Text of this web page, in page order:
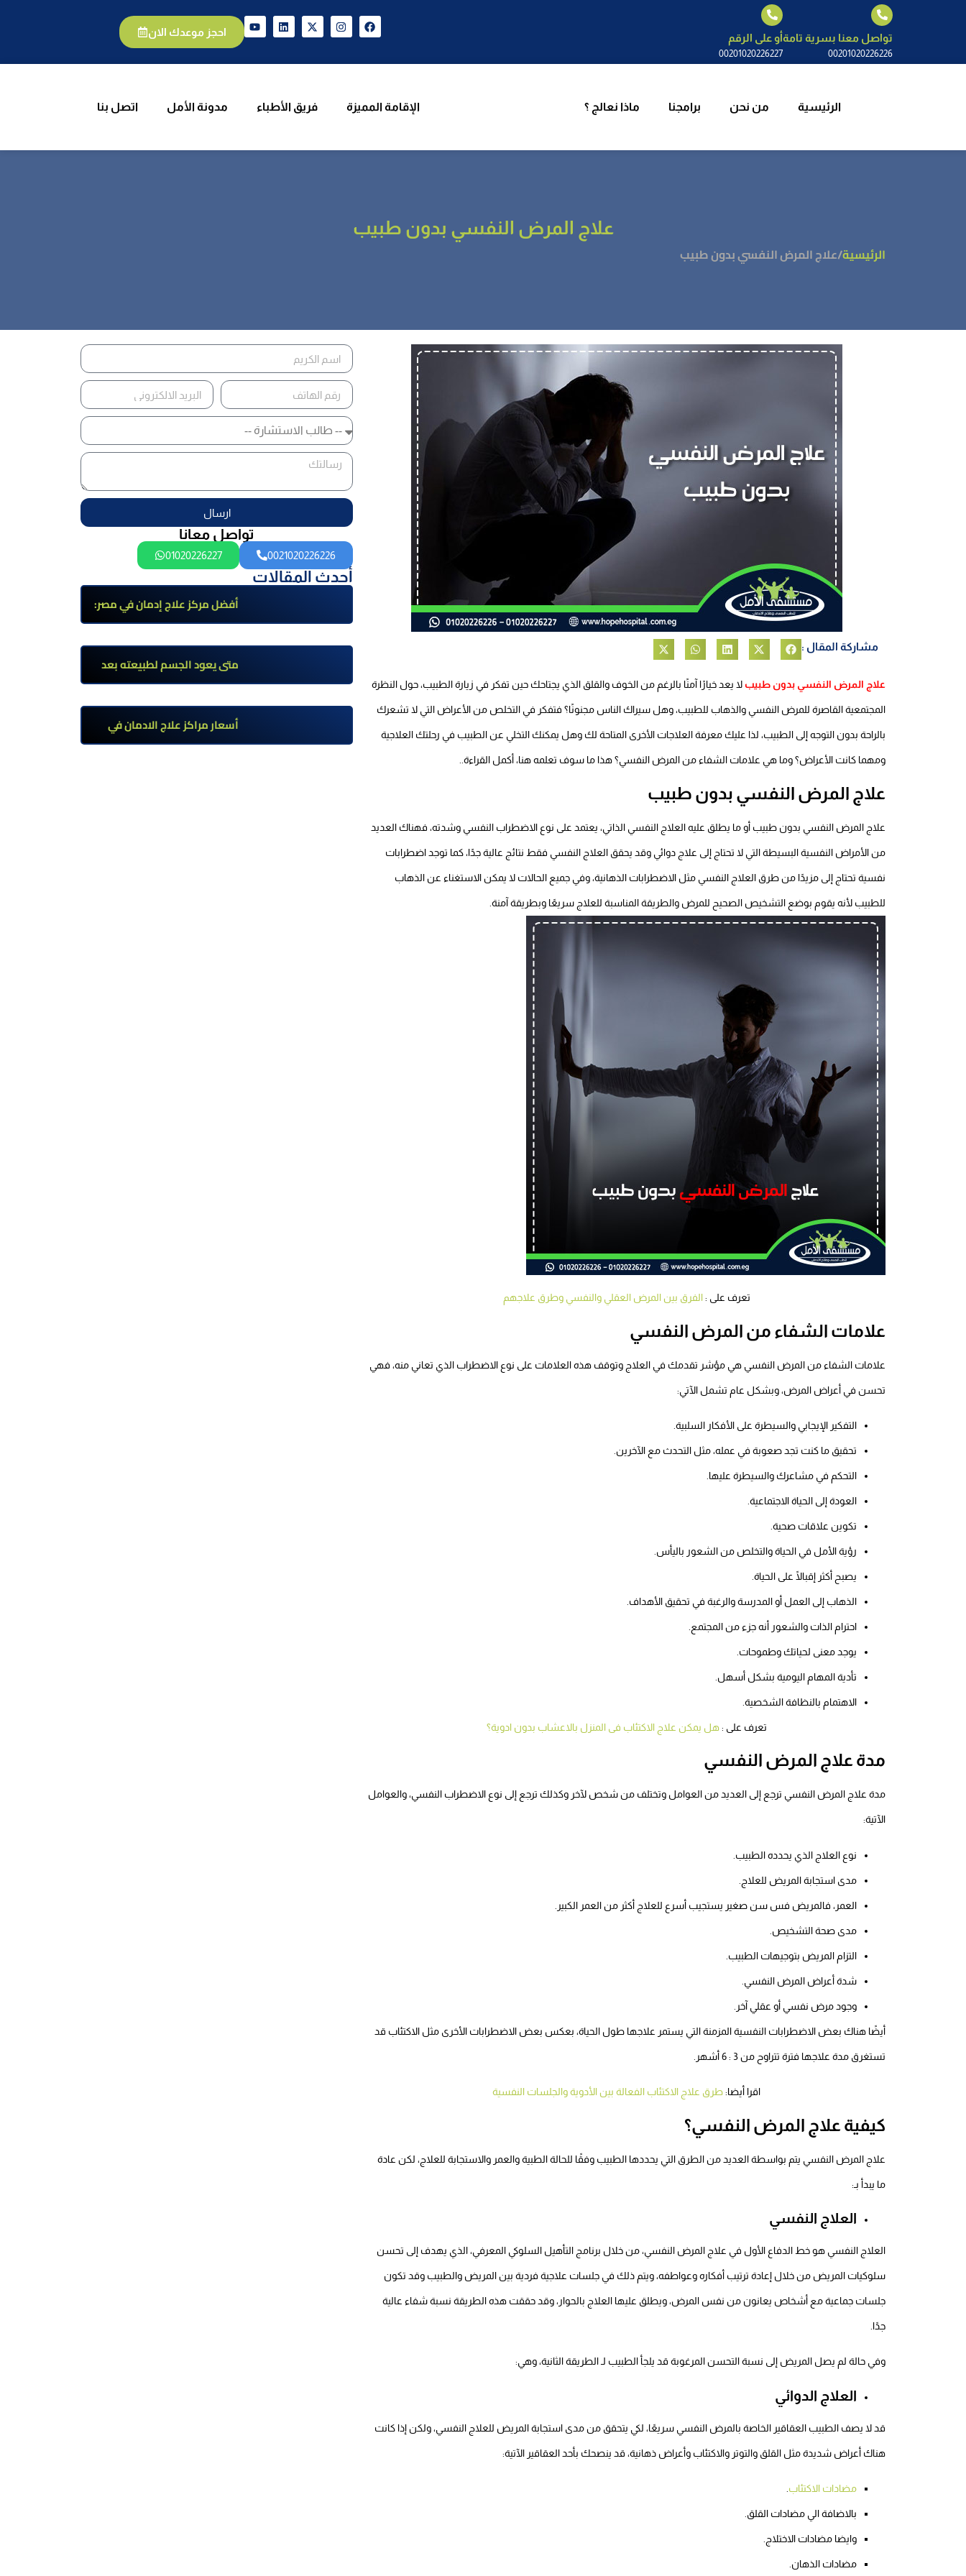
تواصل معنا بسرية تامة
00201020226226
أو على الرقم
00201020226227
احجز موعدك الان
الرئيسية من نحن برامجنا ماذا نعالج ؟ الإقامة المميزة فريق الأطباء مدونة الأمل اتصل بنا
فريق الأطباء مدونة الأمل اتصل بنا
علاج المرض النفسي بدون طبيب
الرئيسية/علاج المرض النفسي بدون طبيب
مشاركة المقال :
علاج المرض النفسي بدون طبيب لا يعد خيارًا آمنًا بالرغم من الخوف والقلق الذي يجتاحك حين تفكر في زيارة الطبيب، حول النظرة
المجتمعية القاصرة للمرض النفسي والذهاب للطبيب، وهل سيراك الناس مجنونًا؟ فتفكر في التخلص من الأعراض التي لا تشعرك
بالراحة بدون التوجه إلى الطبيب، لذا عليك معرفة العلاجات الأخرى المتاحة لك وهل يمكنك التخلي عن الطبيب في رحلتك العلاجية
ومهما كانت الأعراض؟ وما هي علامات الشفاء من المرض النفسي؟ هذا ما سوف تعلمه هنا، أكمل القراءة..
علاج المرض النفسي بدون طبيب
علاج المرض النفسي بدون طبيب أو ما يطلق عليه العلاج النفسي الذاتي، يعتمد على نوع الاضطراب النفسي وشدته، فهناك العديد
من الأمراض النفسية البسيطة التي لا تحتاج إلى علاج دوائي وقد يحقق العلاج النفسي فقط نتائج عالية جدًا، كما توجد اضطرابات
نفسية تحتاج إلى مزيدًا من طرق العلاج النفسي مثل الاضطرابات الذهانية، وفي جميع الحالات لا يمكن الاستغناء عن الذهاب
للطبيب لأنه يقوم بوضع التشخيص الصحيح للمرض والطريقة المناسبة للعلاج سريعًا وبطريقة آمنة.
تعرف على :الفرق بين المرض العقلي والنفسي وطرق علاجهم
علامات الشفاء من المرض النفسي
علامات الشفاء من المرض النفسي هي مؤشر تقدمك في العلاج وتوقف هذه العلامات على نوع الاضطراب الذي تعاني منه، فهي
تحسن في أعراض المرض، وبشكل عام تشمل الآتي:
التفكير الإيجابي والسيطرة على الأفكار السلبية.
تحقيق ما كنت تجد صعوبة في عمله، مثل التحدث مع الآخرين.
التحكم في مشاعرك والسيطرة عليها.
العودة إلى الحياة الاجتماعية.
تكوين علاقات صحية.
رؤية الأمل في الحياة والتخلص من الشعور باليأس.
يصبح أكثر إقبالًا على الحياة.
الذهاب إلى العمل أو المدرسة والرغبة في تحقيق الأهداف.
احترام الذات والشعور أنه جزء من المجتمع.
يوجد معنى لحياتك وطموحات.
تأدية المهام اليومية بشكل أسهل.
الاهتمام بالنظافة الشخصية.
تعرف على :هل يمكن علاج الاكتئاب فى المنزل بالاعشاب بدون ادوية؟
مدة علاج المرض النفسي
مدة علاج المرض النفسي ترجع إلى العديد من العوامل وتختلف من شخص لآخر وكذلك ترجع إلى نوع الاضطراب النفسي، والعوامل
الآتية:
نوع العلاج الذي يحدده الطبيب.
مدى استجابة المريض للعلاج.
العمر، فالمريض فس سن صغير يستجيب أسرع للعلاج أكثر من العمر الكبير.
مدى صحة التشخيص.
التزام المريض بتوجيهات الطبيب.
شدة أعراض المرض النفسي.
وجود مرض نفسي أو عقلي آخر.
أيضًا هناك بعض الاضطرابات النفسية المزمنة التي يستمر علاجها طول الحياة، بعكس بعض الاضطرابات الأخرى مثل الاكتئاب قد
تستغرق مدة علاجها فترة تتراوح من 3 : 6 أشهر.
اقرا أيضا:طرق علاج الاكتئاب الفعالة بين الأدوية والجلسات النفسية
كيفية علاج المرض النفسي؟
علاج المرض النفسي يتم بواسطة العديد من الطرق التي يحددها الطبيب وفقًا للحالة الطبية والعمر والاستجابة للعلاج، لكن عادة
ما يبدأ بـ:
العلاج النفسي
العلاج النفسي هو خط الدفاع الأول في علاج المرض النفسي، من خلال برنامج التأهيل السلوكي المعرفي، الذي يهدف إلى تحسن
سلوكيات المريض من خلال إعادة ترتيب أفكاره وعواطفه، ويتم ذلك في جلسات علاجية فردية بين المريض والطبيب وقد تكون
جلسات جماعية مع أشخاص يعانون من نفس المرض، ويطلق عليها العلاج بالحوار، وقد حققت هذه الطريقة نسبة شفاء عالية
جدًا.
وفي حالة لم يصل المريض إلى نسبة التحسن المرغوبة قد يلجأ الطبيب لـ الطريقة الثانية، وهي:
العلاج الدوائي
قد لا يصف الطبيب العقاقير الخاصة بالمرض النفسي سريعًا، لكي يتحقق من مدى استجابة المريض للعلاج النفسي، ولكن إذا كانت
هناك أعراض شديدة مثل القلق والتوتر والاكتئاب وأعراض ذهانية، قد ينصحك بأحد العقاقير الآتية:
مضادات الاكتئاب
بالاضافة الي مضادات القلق.
وايضا مضادات الاختلاج.
مضادات الذهان.
ارسال
تواصل معانا
0021020226226
01020226227
أحدث المقالات
أفضل مركز علاج إدمان في مصر:
برامج علاج معتمدة وتعافي آمن
تحت إشراف طبي
متى يعود الجسم لطبيعته بعد
ترك مخدر الآيس؟ مراحل التعافي
والعوامل المؤثرة
أسعار مراكز علاج الادمان في
مصر: كم تبلغ التكلفة وما الذي